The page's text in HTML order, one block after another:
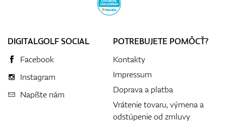
DIGITALGOLF SOCIAL
Facebook
Instagram
Napíšte nám
POTREBUJETE POMÔCŤ?
Kontakty
Impressum
Doprava a platba
Vrátenie tovaru, výmena a
odstúpenie od zmluvy